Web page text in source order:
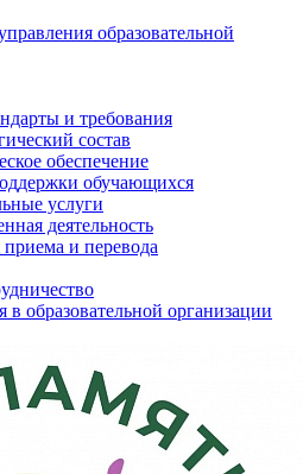
образовательной
и требования
состав
обеспечение
обучающихся
услуги
деятельность
и перевода
образовательной организации